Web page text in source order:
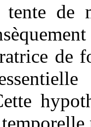
tente de
de